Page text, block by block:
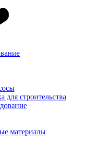
для строительства
материалы